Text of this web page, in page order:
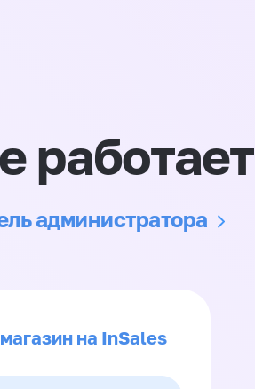
работает
администратора
на InSales